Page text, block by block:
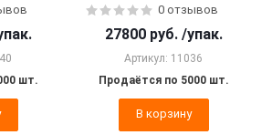
шт.
0 отзывов
27800 руб. /упак.
Артикул: 11036
Продаётся по 5000 шт.
В корзину